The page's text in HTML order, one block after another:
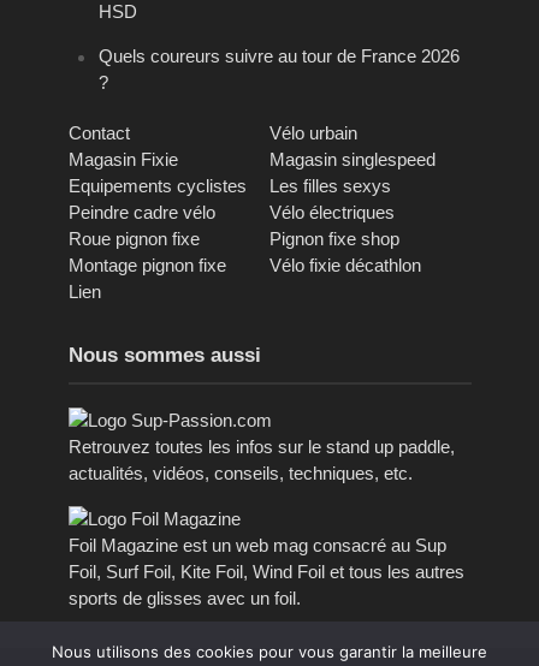
HSD
Quels coureurs suivre au tour de France 2026
?
Contact
Vélo urbain
Magasin Fixie
Magasin singlespeed
Equipements cyclistes
Les filles sexys
Peindre cadre vélo
Vélo électriques
Roue pignon fixe
Pignon fixe shop
Montage pignon fixe
Vélo fixie décathlon
Lien
Nous sommes aussi
Retrouvez toutes les infos sur le stand up paddle,
actualités, vidéos, conseils, techniques, etc.
Foil Magazine est un web mag consacré au Sup
Foil, Surf Foil, Kite Foil, Wind Foil et tous les autres
sports de glisses avec un foil.
Nous utilisons des cookies pour vous garantir la meilleure